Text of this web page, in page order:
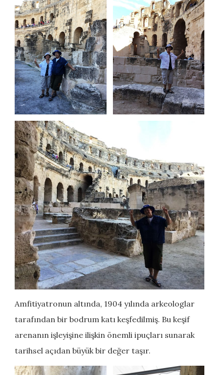
Amfitiyatronun altında, 1904 yılında arkeologlar
tarafından bir bodrum katı keşfedilmiş. Bu keşif
arenanın işleyişine ilişkin önemli ipuçları sunarak
tarihsel açıdan büyük bir değer taşır.